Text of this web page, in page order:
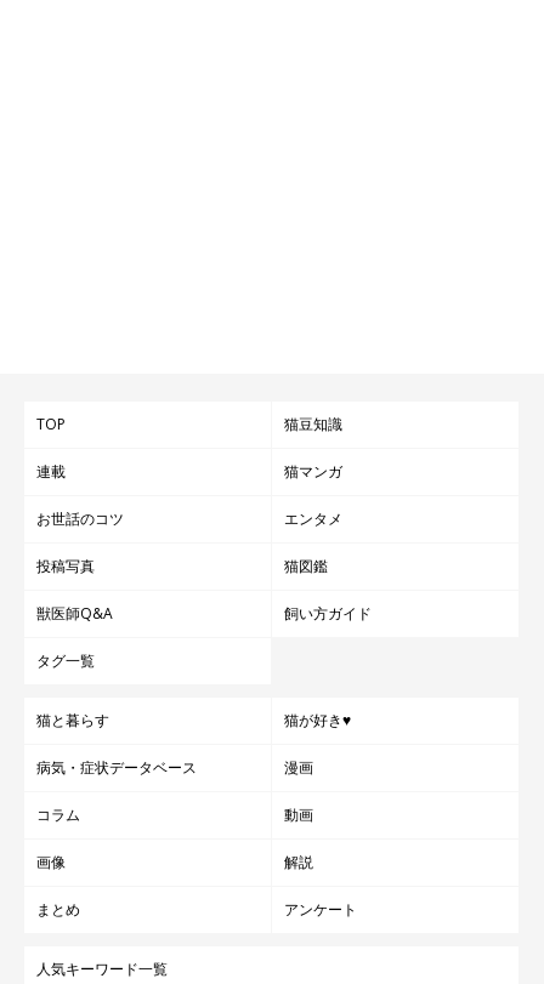
TOP 猫豆知識
連載 猫マンガ
お世話のコツ エンタメ
投稿写真 猫図鑑
獣医師Q&A 飼い方ガイド
タグ一覧
猫と暮らす 猫が好き♥
病気・症状データベース 漫画
コラム 動画
画像 解説
まとめ アンケート
人気キーワード一覧